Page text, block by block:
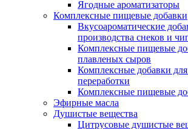
Ягодные ароматизаторы
Комплексные пищевые добавки
Вкусоароматические
производства снеков и
Комплексные пищевые
плавленых сыров
Комплексные добавки
переработки
Комплексные пищевые
Эфирные масла
Душистые вещества
Цитрусовые душистые